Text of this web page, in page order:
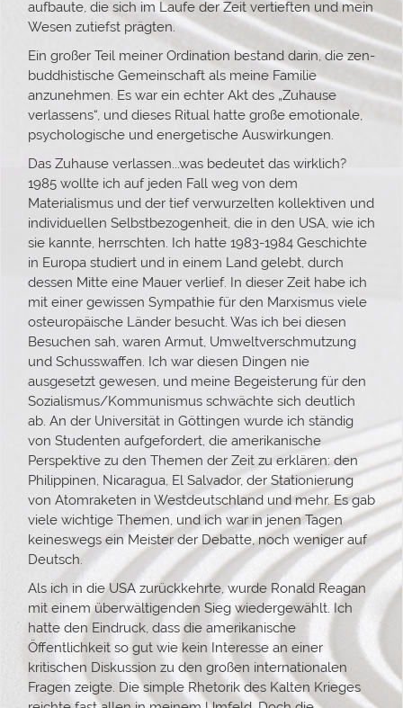
aufbaute, die sich im Laufe der Zeit vertieften und mein
Wesen zutiefst prägten.
Ein großer Teil meiner Ordination bestand darin, die zen-
buddhistische Gemeinschaft als meine Familie
anzunehmen. Es war ein echter Akt des „Zuhause
verlassens“, und dieses Ritual hatte große emotionale,
psychologische und energetische Auswirkungen.
Das Zuhause verlassen...was bedeutet das wirklich?
1985 wollte ich auf jeden Fall weg von dem
Materialismus und der tief verwurzelten kollektiven und
individuellen Selbstbezogenheit, die in den USA, wie ich
sie kannte, herrschten. Ich hatte 1983-1984 Geschichte
in Europa studiert und in einem Land gelebt, durch
dessen Mitte eine Mauer verlief. In dieser Zeit habe ich
mit einer gewissen Sympathie für den Marxismus viele
osteuropäische Länder besucht. Was ich bei diesen
Besuchen sah, waren Armut, Umweltverschmutzung
und Schusswaffen. Ich war diesen Dingen nie
ausgesetzt gewesen, und meine Begeisterung für den
Sozialismus/Kommunismus schwächte sich deutlich
ab. An der Universität in Göttingen wurde ich ständig
von Studenten aufgefordert, die amerikanische
Perspektive zu den Themen der Zeit zu erklären: den
Philippinen, Nicaragua, El Salvador, der Stationierung
von Atomraketen in Westdeutschland und mehr. Es gab
viele wichtige Themen, und ich war in jenen Tagen
keineswegs ein Meister der Debatte, noch weniger auf
Deutsch.
Als ich in die USA zurückkehrte, wurde Ronald Reagan
mit einem überwältigenden Sieg wiedergewählt. Ich
hatte den Eindruck, dass die amerikanische
Öffentlichkeit so gut wie kein Interesse an einer
kritischen Diskussion zu den großen internationalen
Fragen zeigte. Die simple Rhetorik des Kalten Krieges